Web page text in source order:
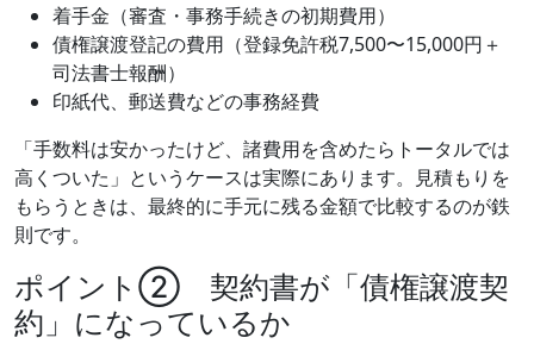
着手金（審査・事務手続きの初期費用）
債権譲渡登記の費用（登録免許税7,500〜15,000円＋
司法書士報酬）
印紙代、郵送費などの事務経費
「手数料は安かったけど、諸費用を含めたらトータルでは
高くついた」というケースは実際にあります。見積もりを
もらうときは、最終的に手元に残る金額で比較するのが鉄
則です。
ポイント② 契約書が「債権譲渡契
約」になっているか